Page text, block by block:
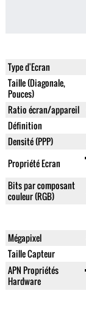
Type d'Ecran
Taille (Diagonale,
Pouces)
Ratio écran/appareil
Définition
Densité (PPP)
Propriété Ecran
Bits par composant
couleur (RGB)
Mégapixel
Taille Capteur
APN Propriétés
Hardware